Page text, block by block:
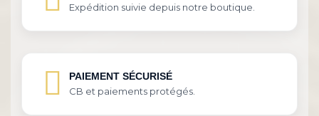
Expédition suivie depuis notre boutique.
PAIEMENT SÉCURISÉ
CB et paiements protégés.